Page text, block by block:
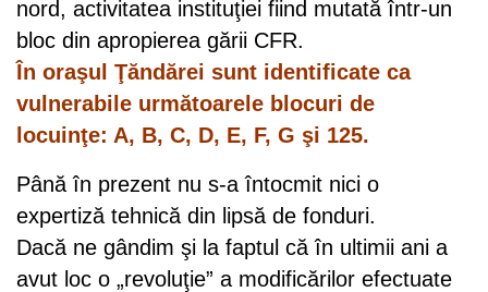
nord, activitatea instituţiei fiind mutată într-un
bloc din apropierea gării CFR.
În oraşul Ţăndărei sunt identificate ca
vulnerabile următoarele blocuri de
locuinţe: A, B, C, D, E, F, G şi 125.
Până în prezent nu s-a întocmit nici o
expertiză tehnică din lipsă de fonduri.
Dacă ne gândim şi la faptul că în ultimii ani a
avut loc o „revoluţie” a modificărilor efectuate